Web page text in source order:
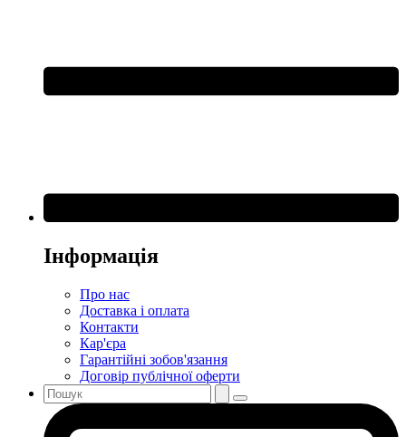
Інформація
Про нас
Доставка і оплата
Контакти
Кар'єра
Гарантійні зобов'язання
Договір публічної оферти